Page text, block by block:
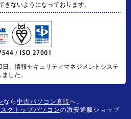
ないようになっております。
、情報セキュリティマネジメントシステ
した。
なら 中古パソコン直販へ。
クトップパソコンの激安通販ショップ